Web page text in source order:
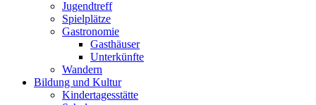
Jugendtreff
Spielplätze
Gastronomie
Gasthäuser
Unterkünfte
Wandern
Bildung und Kultur
Kindertagesstätte